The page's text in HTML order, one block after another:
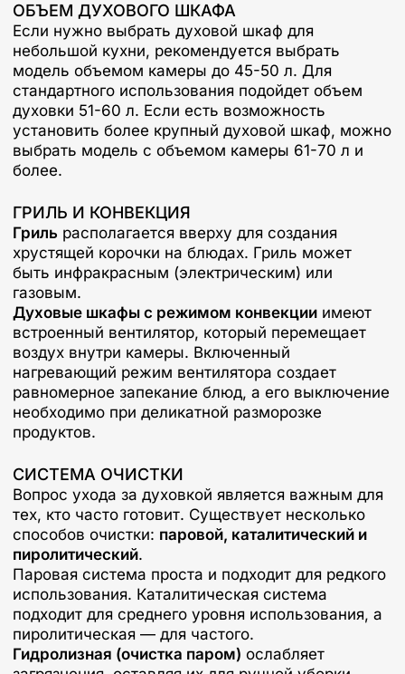
ОБЪЕМ ДУХОВОГО ШКАФА
Если нужно выбрать духовой шкаф для
небольшой кухни, рекомендуется выбрать
модель объемом камеры до 45-50 л. Для
стандартного использования подойдет объем
духовки 51-60 л. Если есть возможность
установить более крупный духовой шкаф, можно
выбрать модель с объемом камеры 61-70 л и
более.
ГРИЛЬ И КОНВЕКЦИЯ
Гриль располагается вверху для создания
хрустящей корочки на блюдах. Гриль может
быть инфракрасным (электрическим) или
газовым.
Духовые шкафы с режимом конвекции имеют
встроенный вентилятор, который перемещает
воздух внутри камеры. Включенный
нагревающий режим вентилятора создает
равномерное запекание блюд, а его выключение
необходимо при деликатной разморозке
продуктов.
СИСТЕМА ОЧИСТКИ
Вопрос ухода за духовкой является важным для
тех, кто часто готовит. Существует несколько
способов очистки: паровой, каталитический и
пиролитический.
Паровая система проста и подходит для редкого
использования. Каталитическая система
подходит для среднего уровня использования, а
пиролитическая — для частого.
Гидролизная (очистка паром) ослабляет